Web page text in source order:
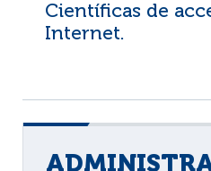
Científicas de
Internet.